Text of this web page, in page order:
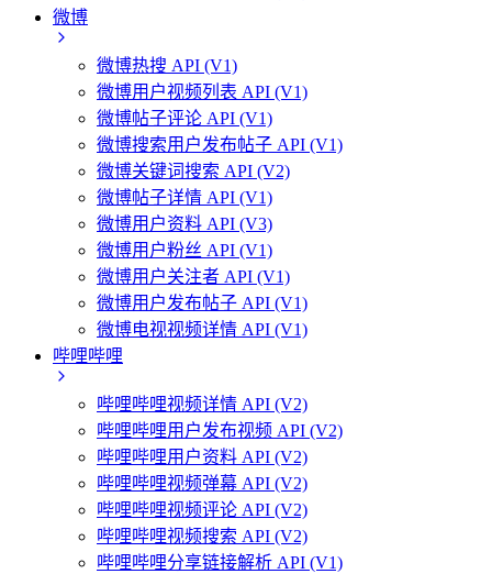
微博
微博热搜 API (V1)
微博用户视频列表 API (V1)
微博帖子评论 API (V1)
微博搜索用户发布帖子 API (V1)
微博关键词搜索 API (V2)
微博帖子详情 API (V1)
微博用户资料 API (V3)
微博用户粉丝 API (V1)
微博用户关注者 API (V1)
微博用户发布帖子 API (V1)
微博电视视频详情 API (V1)
哔哩哔哩
哔哩哔哩视频详情 API (V2)
哔哩哔哩用户发布视频 API (V2)
哔哩哔哩用户资料 API (V2)
哔哩哔哩视频弹幕 API (V2)
哔哩哔哩视频评论 API (V2)
哔哩哔哩视频搜索 API (V2)
哔哩哔哩分享链接解析 API (V1)